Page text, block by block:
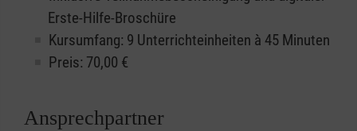
Erste-Hilfe-Broschüre
Kursumfang: 9 Unterrichteinheiten à 45 Minuten
Preis: 70,00 €
Ansprechpartner